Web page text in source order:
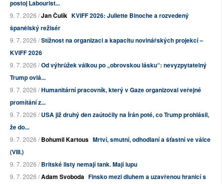
postoj Labourist...
9. 7. 2026 /Jan Čulík KVIFF 2026: Juliette Binoche a rozvedený
španělský režisér
9. 7. 2026 /Stížnost na organizaci a kapacitu novinářských projekcí –
KVIFF 2026
9. 7. 2026 /Od výhrůžek válkou po „obrovskou lásku“: nevyzpytatelný
Trump ovlá...
9. 7. 2026 /Humanitární pracovník, který v Gaze organizoval veřejné
promítání z...
9. 7. 2026 /USA již druhý den zaútočily na Írán poté, co Trump prohlásil,
že do...
9. 7. 2026 /Bohumil Kartous Mrtví, smutní, odhodlaní a šťastní ve válce
(VIII.)
9. 7. 2026 /Britské listy nemají tank. Mají lupu
9. 7. 2026 /Adam Svoboda Finsko mezi dluhem a uzavřenou hranicí s